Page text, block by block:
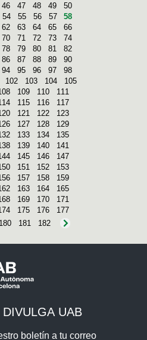
46 47 48 49
50
54 55 56 57
58
62 63 64 65
66
70 71 72 73
74
78 79 80 81
82
86 87 88 89
90
94 95 96 97
98
102 103 104
105
109 110
111
115 116
117
121 122
123
127 128
129
133 134
135
139 140
141
145 146
147
151 152
153
157 158
159
163 164
165
169 170
171
175 176
177
180 181 182
UAB
boletín a tu correo